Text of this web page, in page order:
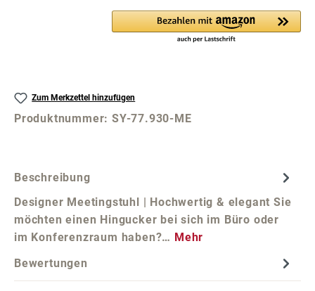
Zum Merkzettel hinzufügen
Produktnummer:SY-77.930-ME
Beschreibung
Designer Meetingstuhl | Hochwertig & elegant Sie
möchten einen Hingucker bei sich im Büro oder
im Konferenzraum haben?… Mehr
Bewertungen